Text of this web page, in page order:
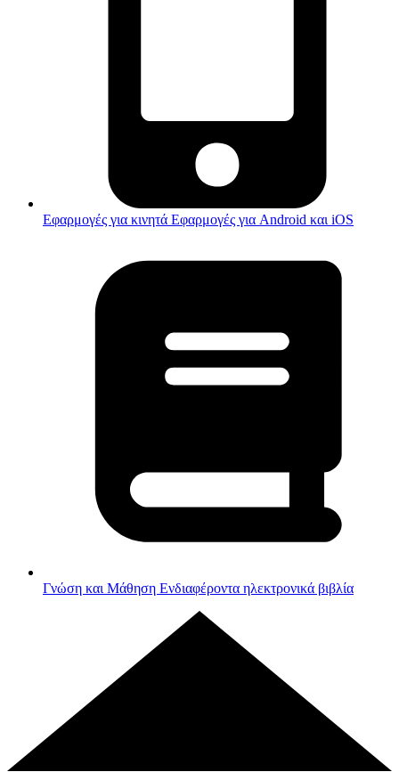
Εφαρμογές για κινητά Εφαρμογές για Android και iOS
Γνώση και Μάθηση Ενδιαφέροντα ηλεκτρονικά βιβλία